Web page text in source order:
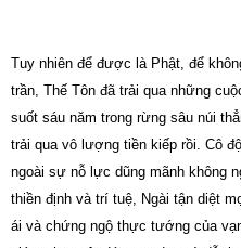
Tuy nhiên để được là Phật, để
trần, Thế Tôn đã trải qua những
suốt sáu năm trong rừng sâu núi
trải qua vô lượng tiền kiếp rồi. Cô
ngoài sự nỗ lực dũng mãnh không
thiền định và trí tuệ, Ngài tận diệt
ái và chứng ngộ thực tướng của